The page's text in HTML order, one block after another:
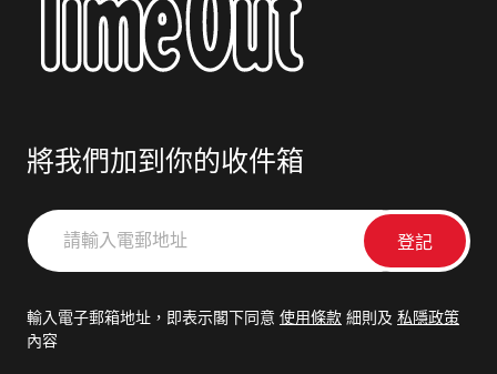
將我們加到你的收件箱
請
輸
郵
輸入電子郵箱地址，即表示閣下同意 使用條款 細則及 私隱政策
內容